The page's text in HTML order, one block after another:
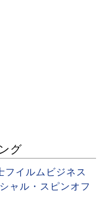
グ
イルムビジネス
ャル・スピンオフ